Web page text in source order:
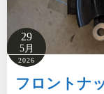
29
5月
2026
フロントナ